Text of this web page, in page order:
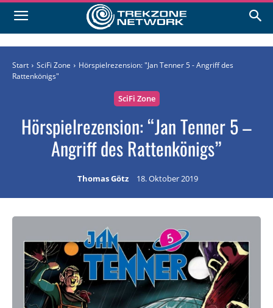
Start SciFi Zone
Hörspielrezension: "Jan Tenner 5 - Angriff des
Rattenkönigs"
SciFi Zone
Hörspielrezension: “Jan Tenner 5 –
Angriff des Rattenkönigs”
Thomas Götz 18. Oktober 2019